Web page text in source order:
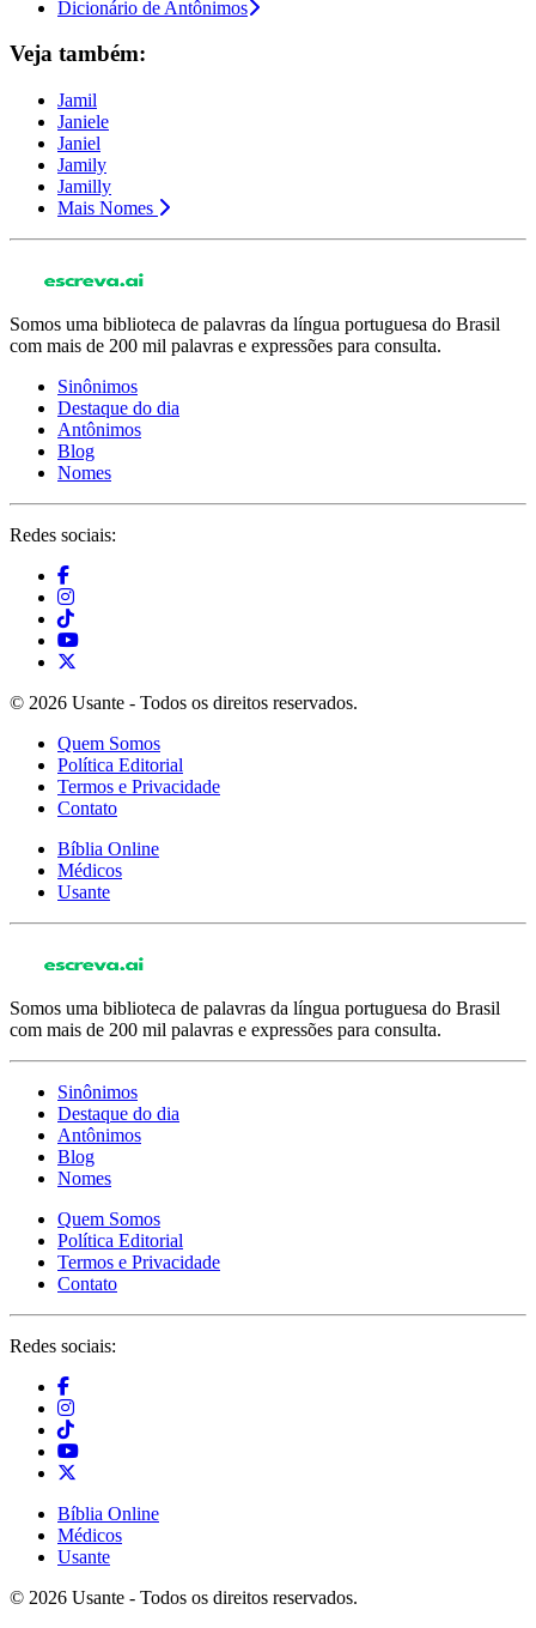
Dicionário de Antônimos
Veja também:
Jamil
Janiele
Janiel
Jamily
Jamilly
Mais Nomes
Somos uma biblioteca de palavras da língua portuguesa do Brasil
com mais de 200 mil palavras e expressões para consulta.
Sinônimos
Destaque do dia
Antônimos
Blog
Nomes
Redes sociais:
© 2026 Usante - Todos os direitos reservados.
Quem Somos
Política Editorial
Termos e Privacidade
Contato
Bíblia Online
Médicos
Usante
Somos uma biblioteca de palavras da língua portuguesa do Brasil
com mais de 200 mil palavras e expressões para consulta.
Sinônimos
Destaque do dia
Antônimos
Blog
Nomes
Quem Somos
Política Editorial
Termos e Privacidade
Contato
Redes sociais:
Bíblia Online
Médicos
Usante
© 2026 Usante - Todos os direitos reservados.